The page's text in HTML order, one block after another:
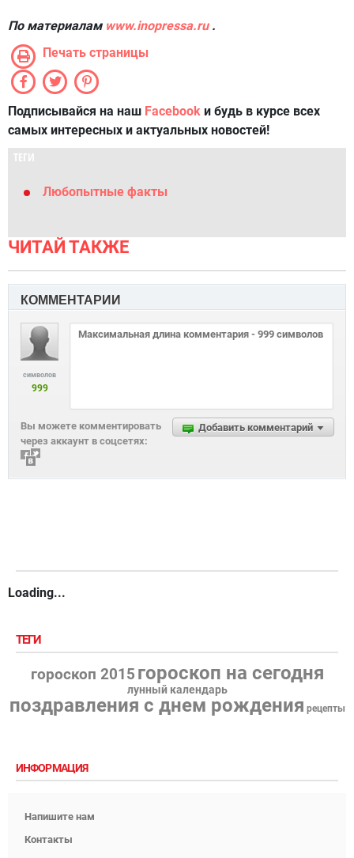
По материалам www.inopressa.ru.
Печать страницы
Подписывайся на наш Facebook и будь в курсе всех
самых интересных и актуальных новостей!
ТЕГИ
Любопытные факты
ЧИТАЙ ТАКЖЕ
КОММЕНТАРИИ
символов
999
Добавить комментарий
Вы можете комментировать
через аккаунт в соцсетях:
Loading...
ТЕГИ
гороскоп 2015 гороскоп на сегодня
лунный календарь
поздравления с днем рождения рецепты
ИНФОРМАЦИЯ
Напишите нам
Контакты